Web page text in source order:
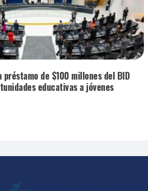
préstamo de $100 millones del BID
educativas a jóvenes